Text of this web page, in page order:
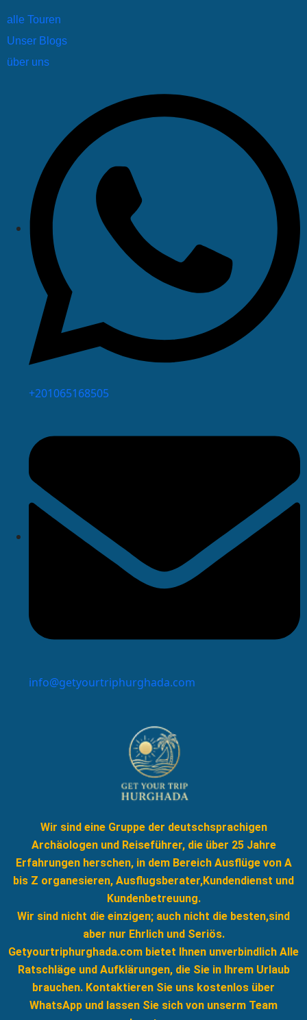
alle Touren
Unser Blogs
über uns
⁦+201065168505
info@getyourtriphurghada.com
Wir sind eine Gruppe der deutschsprachigen
Archäologen und Reiseführer, die über 25 Jahre
Erfahrungen herschen, in dem Bereich Ausflüge von A
bis Z organesieren, Ausflugsberater,Kundendienst und
Kundenbetreuung.
Wir sind nicht die einzigen; auch nicht die besten,sind
aber nur Ehrlich und Seriös.
Getyourtriphurghada.com bietet Ihnen unverbindlich Alle
Ratschläge und Aufklärungen, die Sie in Ihrem Urlaub
brauchen. Kontaktieren Sie uns kostenlos über
WhatsApp und lassen Sie sich von unserm Team